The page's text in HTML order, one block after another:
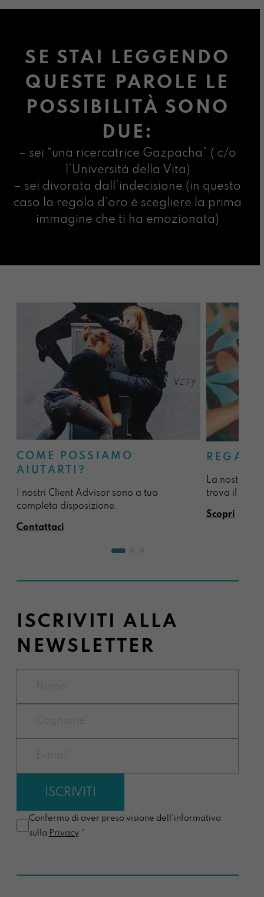
SE STAI LEGGENDO
QUESTE PAROLE LE
POSSIBILITÀ SONO
DUE:
– sei “una ricercatrice Gazpacha” ( c/o
l’Università della Vita)
– sei divorata dall’indecisione (in questo
caso la regola d’oro è scegliere la prima
immagine che ti ha emozionata)
COME POSSIAMO
AIUTARTI?
I nostri Client Advisor sono a tua
completa disposizione.
Contattaci
La nostra
trova il
Scopri
ISCRIVITI ALLA
NEWSLETTER
Confermo di aver preso visione dell'informativa
sulla Privacy.*